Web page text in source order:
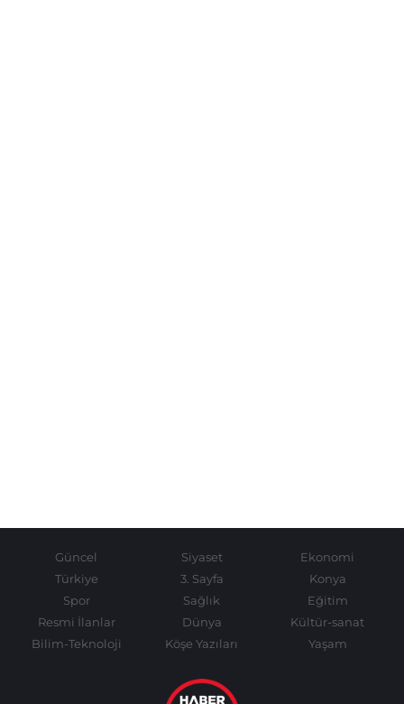
Güncel Siyaset
Ekonomi
Türkiye
3. Sayfa
Konya
Spor
Sağlık
Eğitim
Resmi İlanlar
Dünya
Kültür-sanat
Bilim-Teknoloji
Köşe Yazıları Yaşam